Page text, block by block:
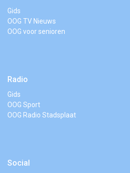
Gids
OOG TV Nieuws
OOG voor senioren
Radio
Gids
OOG Sport
OOG Radio Stadsplaat
Social